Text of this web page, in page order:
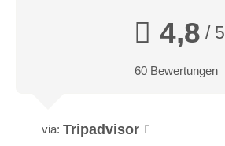
4,8 / 5
60 Bewertungen
via: Tripadvisor